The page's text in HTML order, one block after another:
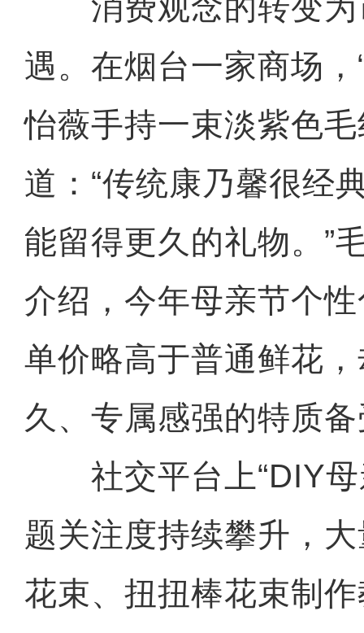
消费观念的转变为
遇。在烟台一家商场，
怡薇手持一束淡紫色
道：“传统康乃馨很经
能留得更久的礼物。”
介绍，今年母亲节个
单价略高于普通鲜花
久、专属感强的特质
社交平台上“DIY母
题关注度持续攀升，
花束、扭扭棒花束制